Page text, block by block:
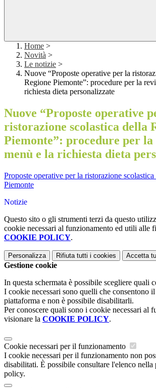
Home >
Novità >
Le notizie >
Nuove “Proposte operative per la
Regione Piemonte”: procedure per la
richiesta dieta personalizzate
Nuove “Proposte operative
ristorazione scolastica della
Piemonte”: procedure per
menù e la richiesta dieta
Proposte operative per la ristorazione
Piemonte
Notizie
Questo sito o gli strumenti terzi da questo
cookie necessari al funzionamento ed utili alle
COOKIE POLICY.
Personalizza Rifiuta tutti i cookies Accetta
Gestione cookie
In questa schermata è possibile scegliere quali
I cookie necessari sono quelli che consentono
piattaforma e non è possibile disabilitarli.
Per conoscere quali sono i cookie necessari al
visionare la COOKIE POLICY.
Cookie necessari per il funzionamento
I cookie necessari per il funzionamento non
disabilitati. È possibile consultare l'elenco nella
policy.